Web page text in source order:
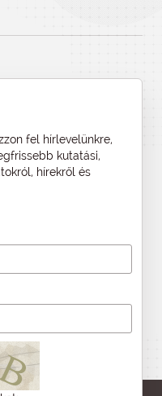
fel hírlevelünkre,
kutatási,
hírekről és